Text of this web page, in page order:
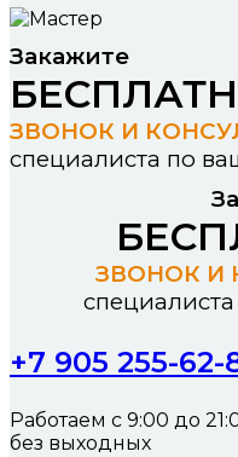
Закажите
ЗВОНОК И
специалиста по
ЗВОНОК И
+7 905 255-62-
Работаем с 9:00 до
без выходных